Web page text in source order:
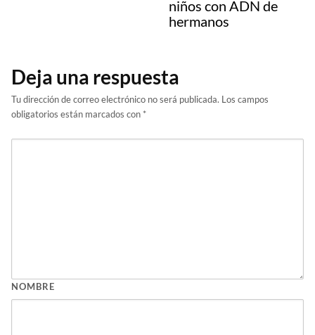
niños con ADN de
hermanos
Deja una respuesta
Tu dirección de correo electrónico no será publicada. Los campos
obligatorios están marcados con *
NOMBRE